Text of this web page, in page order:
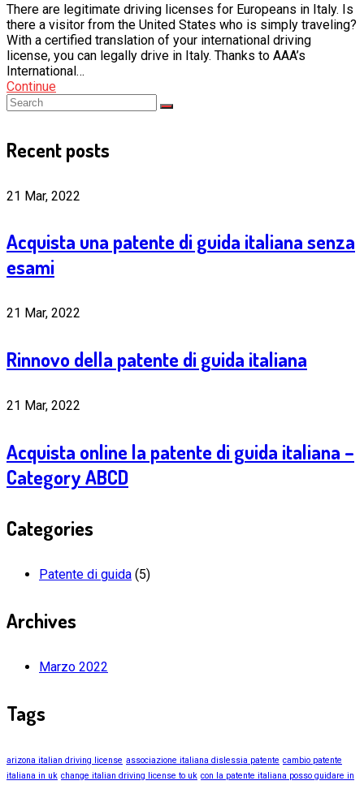
There are legitimate driving licenses for Europeans in Italy. Is
there a visitor from the United States who is simply traveling?
With a certified translation of your international driving
license, you can legally drive in Italy. Thanks to AAA’s
International…
Continue
Recent posts
21 Mar, 2022
Acquista una patente di guida italiana senza
esami
21 Mar, 2022
Rinnovo della patente di guida italiana
21 Mar, 2022
Acquista online la patente di guida italiana –
Category ABCD
Categories
Patente di guida (5)
Archives
Marzo 2022
Tags
arizona italian driving license associazione italiana dislessia patente cambio patente
italiana in uk change italian driving license to uk con la patente italiana posso guidare in